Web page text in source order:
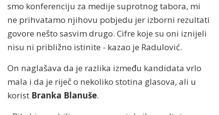
smo konferenciju za medije suprotnog tabora, mi
ne prihvatamo njihovu pobjedu jer izborni rezultati
govore nešto sasvim drugo. Cifre koje su oni iznijeli
nisu ni približno istinite - kazao je Radulović.
On naglašava da je razlika između kandidata vrlo
mala i da je riječ o nekoliko stotina glasova, ali u
korist Branka Blanuše.